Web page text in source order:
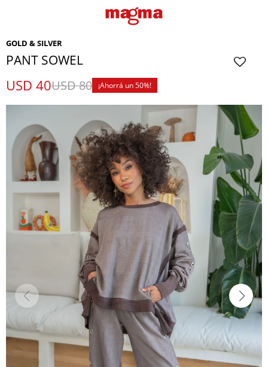
GOLD & SILVER
PANT SOWEL
USD 40USD80 50